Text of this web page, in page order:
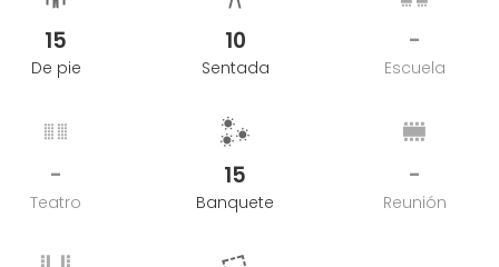
15
De pie
10
Sentada
-
Escuela
-
Teatro
15
Banquete
-
Reunión